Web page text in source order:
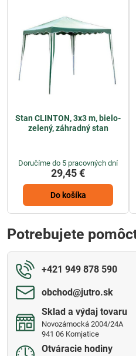
Stan CLINTON, 3x3 m, bielo-
zelený, záhradný stan
Doručíme do 5 pracovných dní
29,45 €
Do košíka
Potrebujete
+421 949 878 590
obchod​@jutro​.sk
Sklad a výdaj tovaru
Novozámocká 2004/24A
941 06 Komjatice
Otváracie hodiny